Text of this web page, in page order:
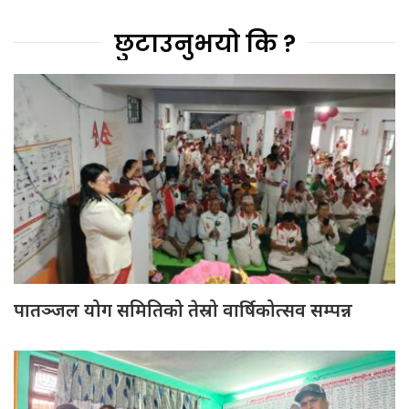
छुटाउनुभयो कि ?
पातञ्जल योग समितिको तेस्रो वार्षिकोत्सव सम्पन्न